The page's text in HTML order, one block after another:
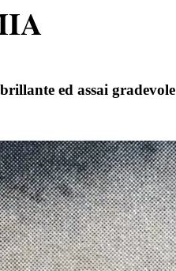
ed assai gradevole